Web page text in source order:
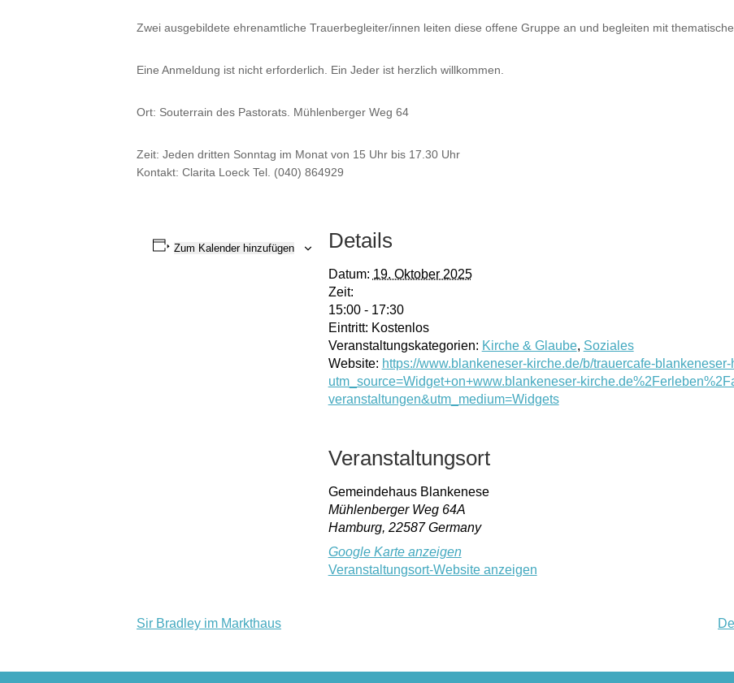
Zwei ausgebildete ehrenamtliche Trauerbegleiter/innen leiten diese offene Gruppe an und begleiten mit
Eine Anmeldung ist nicht erforderlich. Ein Jeder ist herzlich willkommen.
Ort: Souterrain des Pastorats. Mühlenberger Weg 64
Zeit: Jeden dritten Sonntag im Monat von 15 Uhr bis 17.30 Uhr
Kontakt: Clarita Loeck Tel. (040) 864929
Zum Kalender hinzufügen Details
Datum: 19. Oktober 2025
Zeit:
15:00 - 17:30
Eintritt: Kostenlos
Veranstaltungskategorien: Kirche & Glaube, Soziales
Website: https://www.blankeneser-kirche.de/b/trauercafe-
utm_source=Widget+on+www.blankeneser-
veranstaltungen&utm_medium=Widgets
Veranstaltungsort
Gemeindehaus Blankenese
Mühlenberger Weg 64A
Hamburg, 22587 Germany
Google Karte anzeigen
Veranstaltungsort-Website anzeigen
Sir Bradley im Markthaus